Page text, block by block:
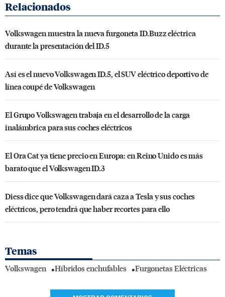
Volkswagen muestra la nueva furgoneta ID.Buzz eléctrica
durante la presentación del ID.5
Así es el nuevo Volkswagen ID.5, el SUV eléctrico deportivo de
línea coupé de Volkswagen
El Grupo Volkswagen trabaja en el desarrollo de la carga
inalámbrica para sus coches eléctricos
El Ora Cat ya tiene precio en Europa: en Reino Unido es más
barato que el Volkswagen ID.3
Diess dice que Volkswagen dará caza a Tesla y sus coches
eléctricos, pero tendrá que haber recortes para ello
Temas
Volkswagen Híbridos enchufables Furgonetas Eléctricas